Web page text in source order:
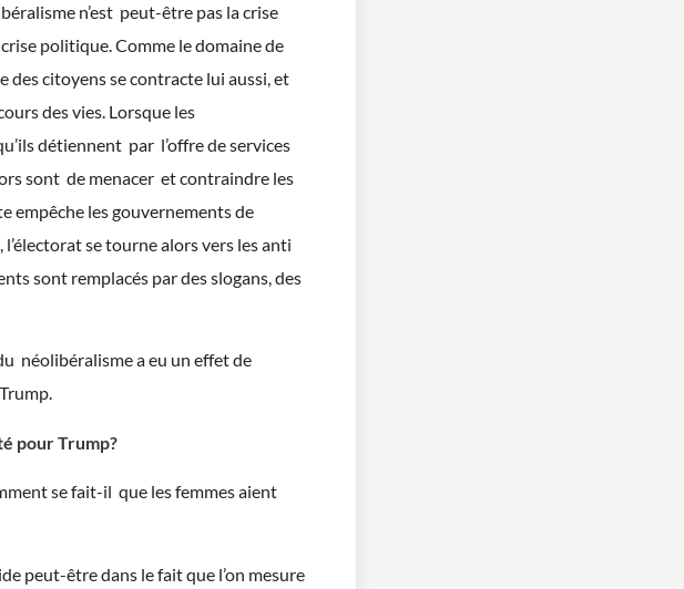
n’est peut-être pas la crise
politique. Comme le domaine de
des citoyens se contracte lui aussi, et
des vies. Lorsque les
détiennent par l’offre de services
sont de menacer et contraindre les
empêche les gouvernements de
se tourne alors vers les anti
sont remplacés par des slogans, des
néolibéralisme a eu un effet de
pour Trump?
se fait-il que les femmes aient
peut-être dans le fait que l’on mesure